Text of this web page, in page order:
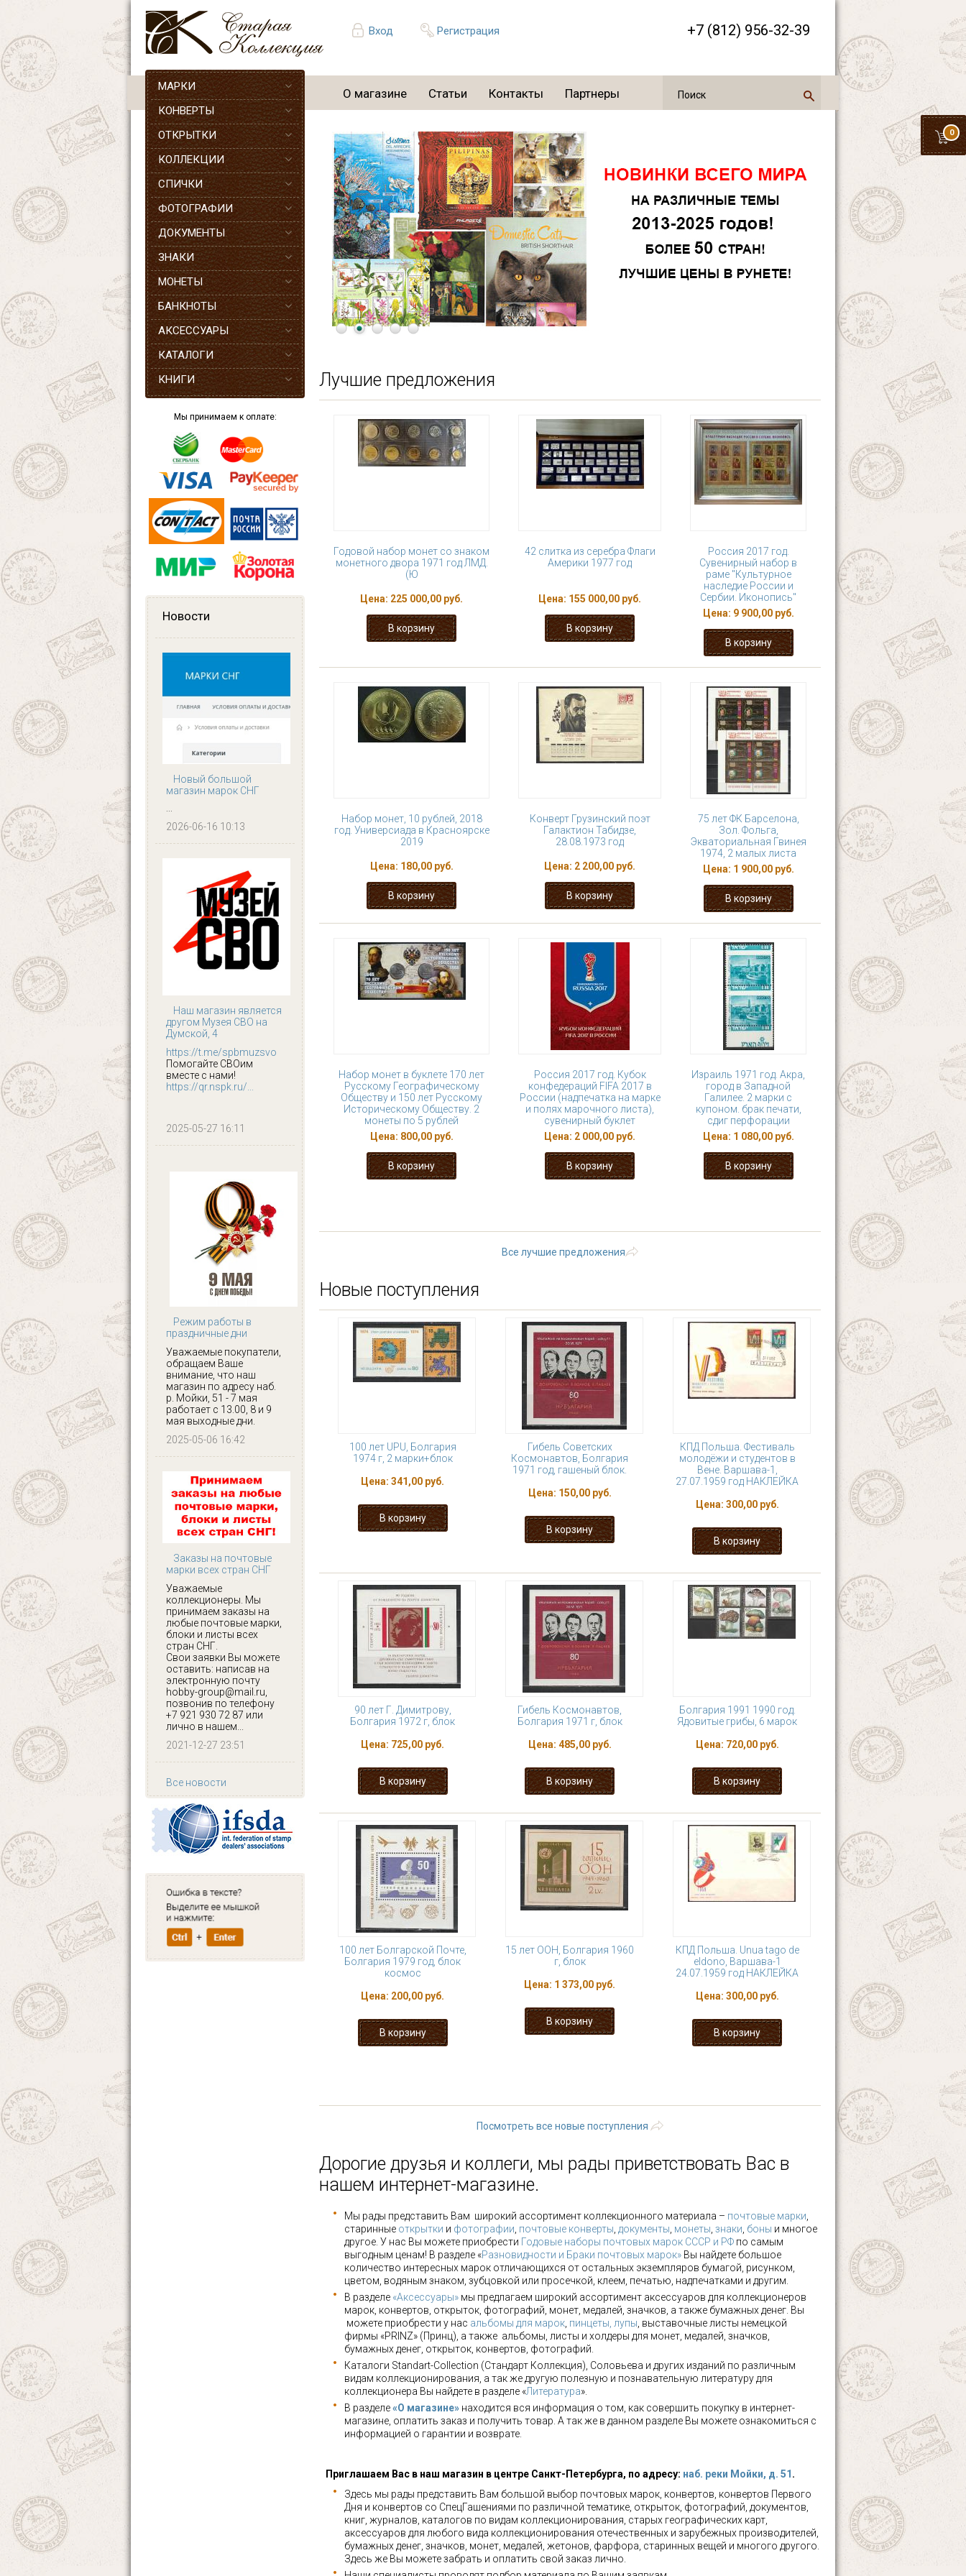
Вход Регистрация +7 (812) 956-32-39
0
О магазине Статьи Контакты Партнеры
МАРКИ
КОНВЕРТЫ
ОТКРЫТКИ
КОЛЛЕКЦИИ
СПИЧКИ
ФОТОГРАФИИ
ДОКУМЕНТЫ
ЗНАКИ
МОНЕТЫ
БАНКНОТЫ
АКСЕССУАРЫ
КАТАЛОГИ
КНИГИ
Мы принимаем к оплате:
Новости
Новый большой
магазин марок СНГ
...
2026-06-16 10:13
Наш магазин является
другом Музея СВО на
Думской, 4
https://t.me/spbmuzsvo
Помогайте СВОим
вместе с нами!
https://qr.nspk.ru/...
2025-05-27 16:11
Режим работы в
праздничные дни
Уважаемые покупатели,
обращаем Ваше
внимание, что наш
магазин по адресу наб.
р. Мойки, 51 - 7 мая
работает с 13.00, 8 и 9
мая выходные дни.
2025-05-06 16:42
Заказы на почтовые
марки всех стран СНГ
Уважаемые
коллекционеры. Мы
принимаем заказы на
любые почтовые марки,
блоки и листы всех
стран СНГ.
Свои заявки Вы можете
оставить: написав на
электронную почту
hobby-group@mail.ru,
позвонив по телефону
+7 921 930 72 87 или
лично в нашем...
2021-12-27 23:51
Все новости
Лучшие предложения
Годовой набор монет со знаком
монетного двора 1971 год ЛМД.
(Ю
Цена: 225 000,00 руб.
42 слитка из серебра Флаги
Америки 1977 год
Цена: 155 000,00 руб.
Россия 2017 год.
Сувенирный набор в
раме "Культурное
наследие России и
Сербии. Иконопись"
Цена: 9 900,00 руб.
Набор монет, 10 рублей, 2018
год. Универсиада в Красноярске
2019
Цена: 180,00 руб.
Конверт Грузинский поэт
Галактион Табидзе,
28.08.1973 год
Цена: 2 200,00 руб.
75 лет ФК Барселона,
Зол. Фольга,
Экваториальная Гвинея
1974, 2 малых листа
Цена: 1 900,00 руб.
Набор монет в буклете 170 лет
Русскому Географическому
Обществу и 150 лет Русскому
Историческому Обществу. 2
монеты по 5 рублей
Цена: 800,00 руб.
Россия 2017 год. Кубок
конфедераций FIFA 2017 в
России (надпечатка на марке
и полях марочного листа),
сувенирный буклет
Цена: 2 000,00 руб.
Израиль 1971 год. Акра,
город в Западной
Галилее. 2 марки с
купоном. брак печати,
сдиг перфорации
Цена: 1 080,00 руб.
Все лучшие предложения
Новые поступления
100 лет UPU, Болгария
1974 г, 2 марки+блок
Цена: 341,00 руб.
Гибель Советских
Космонавтов, Болгария
1971 год, гашеный блок.
Цена: 150,00 руб.
КПД Польша. Фестиваль
молодёжи и студентов в
Вене. Варшава-1,
27.07.1959 год НАКЛЕЙКА
Цена: 300,00 руб.
90 лет Г. Димитрову,
Болгария 1972 г, блок
Цена: 725,00 руб.
Гибель Космонавтов,
Болгария 1971 г, блок
Цена: 485,00 руб.
Болгария 1991 1990 год.
Ядовитые грибы, 6 марок
Цена: 720,00 руб.
100 лет Болгарской Почте,
Болгария 1979 год, блок
космос
Цена: 200,00 руб.
15 лет ООН, Болгария 1960
г, блок
Цена: 1 373,00 руб.
КПД Польша. Unua tago de
eldono, Варшава-1
24.07.1959 год НАКЛЕЙКА
Цена: 300,00 руб.
Посмотреть все новые поступления
Дорогие друзья и коллеги, мы рады приветствовать Вас в
нашем интернет-магазине.
Мы рады представить Вам широкий ассортимент коллекционного материала – почтовые марки
старинные открытки и фотографии почтовые конверты документы монеты знаки боны и многое
другое. У нас Вы можете приобрести Годовые наборы почтовых марок СССР и РФ по самым
выгодным ценам! В разделе «Разновидности и Браки почтовых марок» Вы найдете большое
количество интересных марок отличающихся от остальных экземпляров бумагой, рисунком,
цветом, водяным знаком, зубцовкой или просечкой, клеем, печатью, надпечатками и другим.
В разделе «Аксессуары» мы предлагаем широкий ассортимент аксессуаров для коллекционеров
марок, конвертов, открыток, фотографий, монет, медалей, значков, а также бумажных денег. Вы
можете приобрести у нас альбомы для марок пинцеты, лупы , выставочные листы немецкой
фирмы «PRINZ» (Принц), а также альбомы, листы и холдеры для монет, медалей, значков,
бумажных денег, открыток, конвертов, фотографий.
Каталоги Standart-Collection (Стандарт Коллекция), Соловьева и других изданий по различным
видам коллекционирования, а так же другую полезную и познавательную литературу для
коллекционера Вы найдете в разделе «Литература».
В разделе«О магазине» находится вся информация о том, как совершить покупку в интернет-
магазине, оплатить заказ и получить товар. А так же в данном разделе Вы можете ознакомиться с
информацией о гарантии и возврате.
Приглашаем Вас в наш магазин в центре Санкт-Петербурга, по адресу: наб. реки Мойки, д. 51 .
Здесь мы рады представить Вам большой выбор почтовых марок, конвертов, конвертов Первого
Дня и конвертов со СпецГашениями по различной тематике, открыток, фотографий, документов,
книг, журналов, каталогов по видам коллекционирования, старых географических карт,
аксессуаров для любого вида коллекционирования отечественных и зарубежных производителей,
бумажных денег, значков, монет, медалей, жетонов, фарфора, старинных вещей и многого другого.
Здесь же Вы можете забрать и оплатить свой заказ лично.